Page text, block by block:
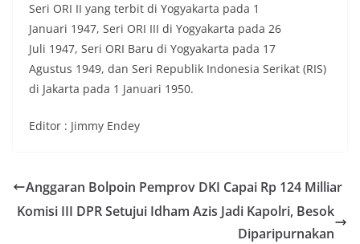
Seri ORI II yang terbit di Yogyakarta pada 1
Januari 1947, Seri ORI III di Yogyakarta pada 26
Juli 1947, Seri ORI Baru di Yogyakarta pada 17
Agustus 1949, dan Seri Republik Indonesia Serikat (RIS)
di Jakarta pada 1 Januari 1950.
Editor : Jimmy Endey
Anggaran Bolpoin Pemprov DKI Capai Rp 124 Milliar
Komisi III DPR Setujui Idham Azis Jadi Kapolri, Besok
Diparipurnakan